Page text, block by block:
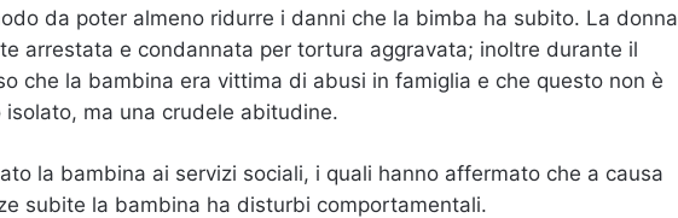
da poter almeno ridurre i danni che la bimba ha subito. La donna
arrestata e condannata per tortura aggravata; inoltre durante il
che la bambina era vittima di abusi in famiglia e che questo non è
ma una crudele abitudine.
la bambina ai servizi sociali, i quali hanno affermato che a causa
subite la bambina ha disturbi comportamentali.